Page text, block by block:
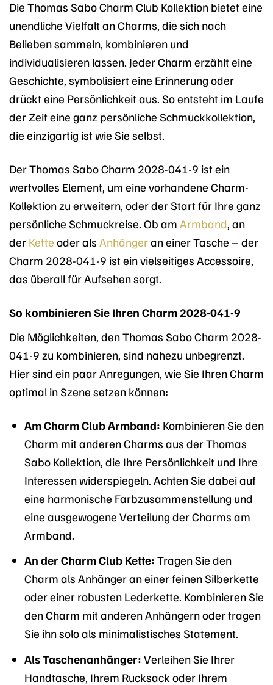
Die Thomas Sabo Charm Club Kollektion bietet eine
unendliche Vielfalt an Charms, die sich nach
Belieben sammeln, kombinieren und
individualisieren lassen. Jeder Charm erzählt eine
Geschichte, symbolisiert eine Erinnerung oder
drückt eine Persönlichkeit aus. So entsteht im Laufe
der Zeit eine ganz persönliche Schmuckkollektion,
die einzigartig ist wie Sie selbst.
Der Thomas Sabo Charm 2028-041-9 ist ein
wertvolles Element, um eine vorhandene Charm-
Kollektion zu erweitern, oder der Start für Ihre ganz
persönliche Schmuckreise. Ob am Armband, an
der Kette oder als Anhängeran einer Tasche – der
Charm 2028-041-9 ist ein vielseitiges Accessoire,
das überall für Aufsehen sorgt.
So kombinieren Sie Ihren Charm 2028-041-9
Die Möglichkeiten, den Thomas Sabo Charm 2028-
041-9 zu kombinieren, sind nahezu unbegrenzt.
Hier sind ein paar Anregungen, wie Sie Ihren Charm
optimal in Szene setzen können:
Am Charm Club Armband: Kombinieren Sie den
Charm mit anderen Charms aus der Thomas
Sabo Kollektion, die Ihre Persönlichkeit und Ihre
Interessen widerspiegeln. Achten Sie dabei auf
eine harmonische Farbzusammenstellung und
eine ausgewogene Verteilung der Charms am
Armband.
An der Charm Club Kette: Tragen Sie den
Charm als Anhänger an einer feinen Silberkette
oder einer robusten Lederkette. Kombinieren Sie
den Charm mit anderen Anhängern oder tragen
Sie ihn solo als minimalistisches Statement.
Als Taschenanhänger: Verleihen Sie Ihrer
Handtasche, Ihrem Rucksack oder Ihrem